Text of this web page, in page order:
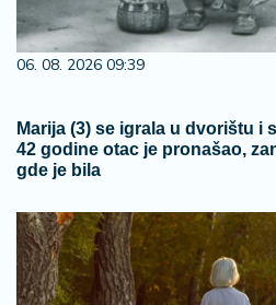
06. 08. 2026 09:39
Marija (3) se igrala u dvorištu i
42 godine otac je pronašao,
gde je bila